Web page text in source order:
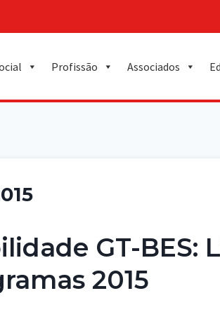
Profissão Associados
GT-BES:
2015